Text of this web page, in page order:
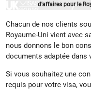
d’affaires pour le
Chacun de nos clients
Royaume-Uni vient avec
nous donnons le bon
documents adaptée dans
Si vous souhaitez une
requis pour votre visa,